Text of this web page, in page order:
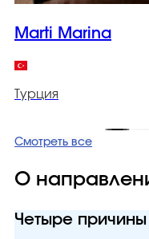
Marti Marina
Турция
Смотреть все
О
Четыре причины